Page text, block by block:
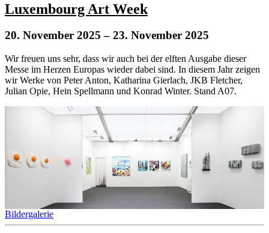
Luxembourg Art Week
20. November 2025 – 23. November 2025
Wir freuen uns sehr, dass wir auch bei der elften Ausgabe dieser
Messe im Herzen Europas wieder dabei sind. In diesem Jahr zeigen
wir Werke von Peter Anton, Katharina Gierlach, JKB Fletcher,
Julian Opie, Hein Spellmann und Konrad Winter. Stand A07.
Bildergalerie